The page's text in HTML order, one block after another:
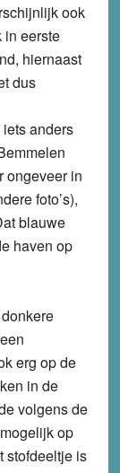
ook
in eerste
hiernaast
dus
anders
ongeveer in
foto’s),
blauwe
haven op
erg op de
in de
volgens de
op
stofdeeltje is